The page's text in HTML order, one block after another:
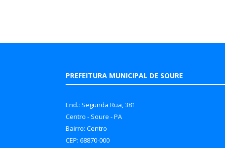
PREFEITURA MUNICIPAL DE SOURE
End.: Segunda Rua, 381
Centro - Soure - PA
Bairro: Centro
CEP: 68870-000